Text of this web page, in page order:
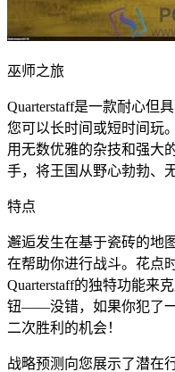
巫师之旅
Quarterstaff是一款耐心但
您可以长时间或短时间玩
用无数优雅的杂技和强大
手，将王国从野心勃勃、
特点
邂逅发生在基于瓷砖的地
在帮助你进行战斗。花点
Quarterstaff的独特功能来
钮——没错，如果你犯了
二次胜利的机会！
战略预测向您展示了潜在